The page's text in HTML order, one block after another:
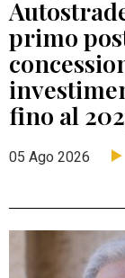
primo
fino al
05 Ago 2026